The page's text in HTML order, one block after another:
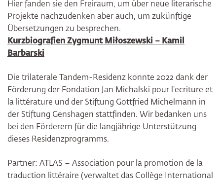
Hier fanden sie den Freiraum, um über neue literarische
Projekte nachzudenken aber auch, um zukünftige
Übersetzungen zu besprechen.
Kurzbiografien Zygmunt Miłoszewski – Kamil
Barbarski
Die trilaterale Tandem-Residenz konnte 2022 dank der
Förderung der Fondation Jan Michalski pour l’ecriture et
la littérature und der Stiftung Gottfried Michelmann in
der Stiftung Genshagen stattfinden. Wir bedanken uns
bei den Förderern für die langjährige Unterstützung
dieses Residenzprogramms.
Partner: ATLAS – Association pour la promotion de la
traduction littéraire (verwaltet das Collège International